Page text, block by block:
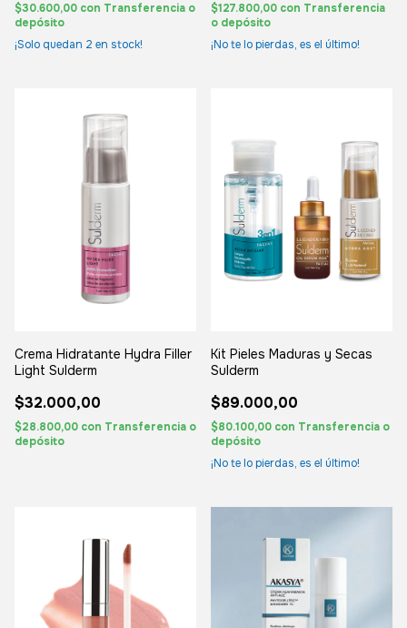
$30.600,00 con Transferencia o
depósito
¡Solo quedan 2 en stock!
$127.800,00 con Transferencia
o depósito
¡No te lo pierdas, es el último!
Crema Hidratante Hydra Filler
Light Sulderm
$32.000,00
$28.800,00 con Transferencia o
depósito
Kit Pieles Maduras y Secas
Sulderm
$89.000,00
$80.100,00 con Transferencia o
depósito
¡No te lo pierdas, es el último!